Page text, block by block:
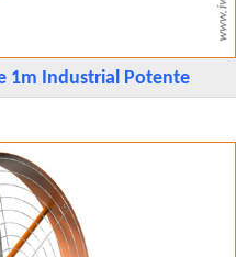
1m Industrial Potente